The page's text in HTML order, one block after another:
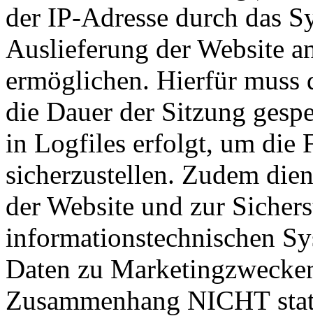
der IP-Adresse durch das
Auslieferung der Website
ermöglichen. Hierfür muss
die Dauer der Sitzung
in Logfiles erfolgt, um die
sicherzustellen. Zudem
der Website und zur
informationstechnischen
Daten zu
Zusammenhang NICHT